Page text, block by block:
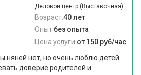
Деловой центр (Выставочная)
Возраст:40 лет
Опыт:без опыта
Цена услуги:от 150 руб/час
няней нет, но очень люблю детей.
доверие родителей и